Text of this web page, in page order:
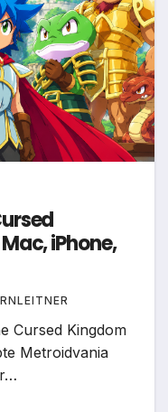
iPhone,
Cursed Kingdom
Metroidvania